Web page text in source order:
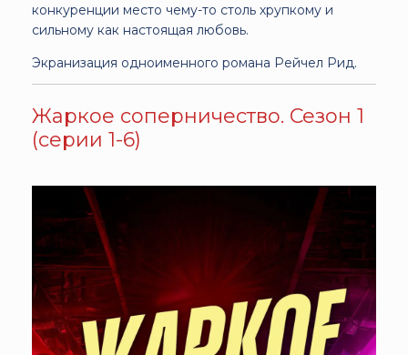
конкуренции место чему-то столь хрупкому и
сильному как настоящая любовь.
Экранизация одноименного романа Рейчел Рид.
Жаркое соперничество. Сезон 1
(серии 1-6)